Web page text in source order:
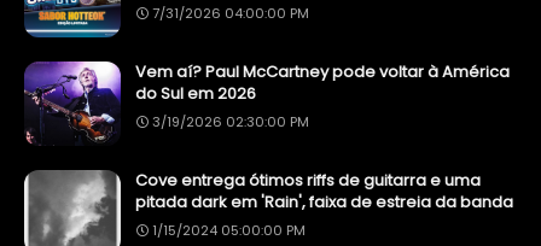
7/31/2026 04:00:00 PM
Vem aí? Paul McCartney pode voltar à América
do Sul em 2026
3/19/2026 02:30:00 PM
Cove entrega ótimos riffs de guitarra e uma
pitada dark em 'Rain', faixa de estreia da banda
1/15/2024 05:00:00 PM